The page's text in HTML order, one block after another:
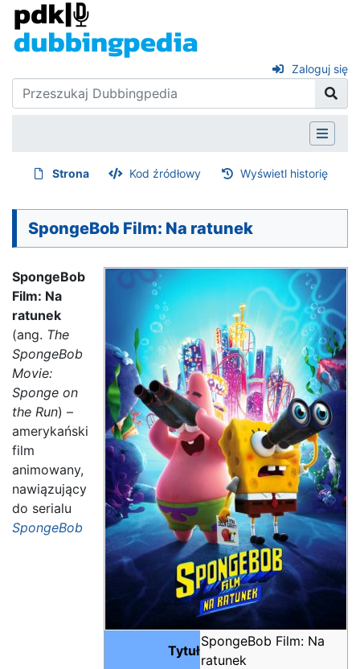
Zaloguj się
Strona Kod źródłowy Wyświetl historię
SpongeBob Film: Na ratunek
Tytuł
SpongeBob Film: Na
ratunek
SpongeBob
Film: Na
ratunek
(ang. The
SpongeBob
Movie:
Sponge on
the Run) –
amerykański
film
animowany,
nawiązujący
do serialu
SpongeBob